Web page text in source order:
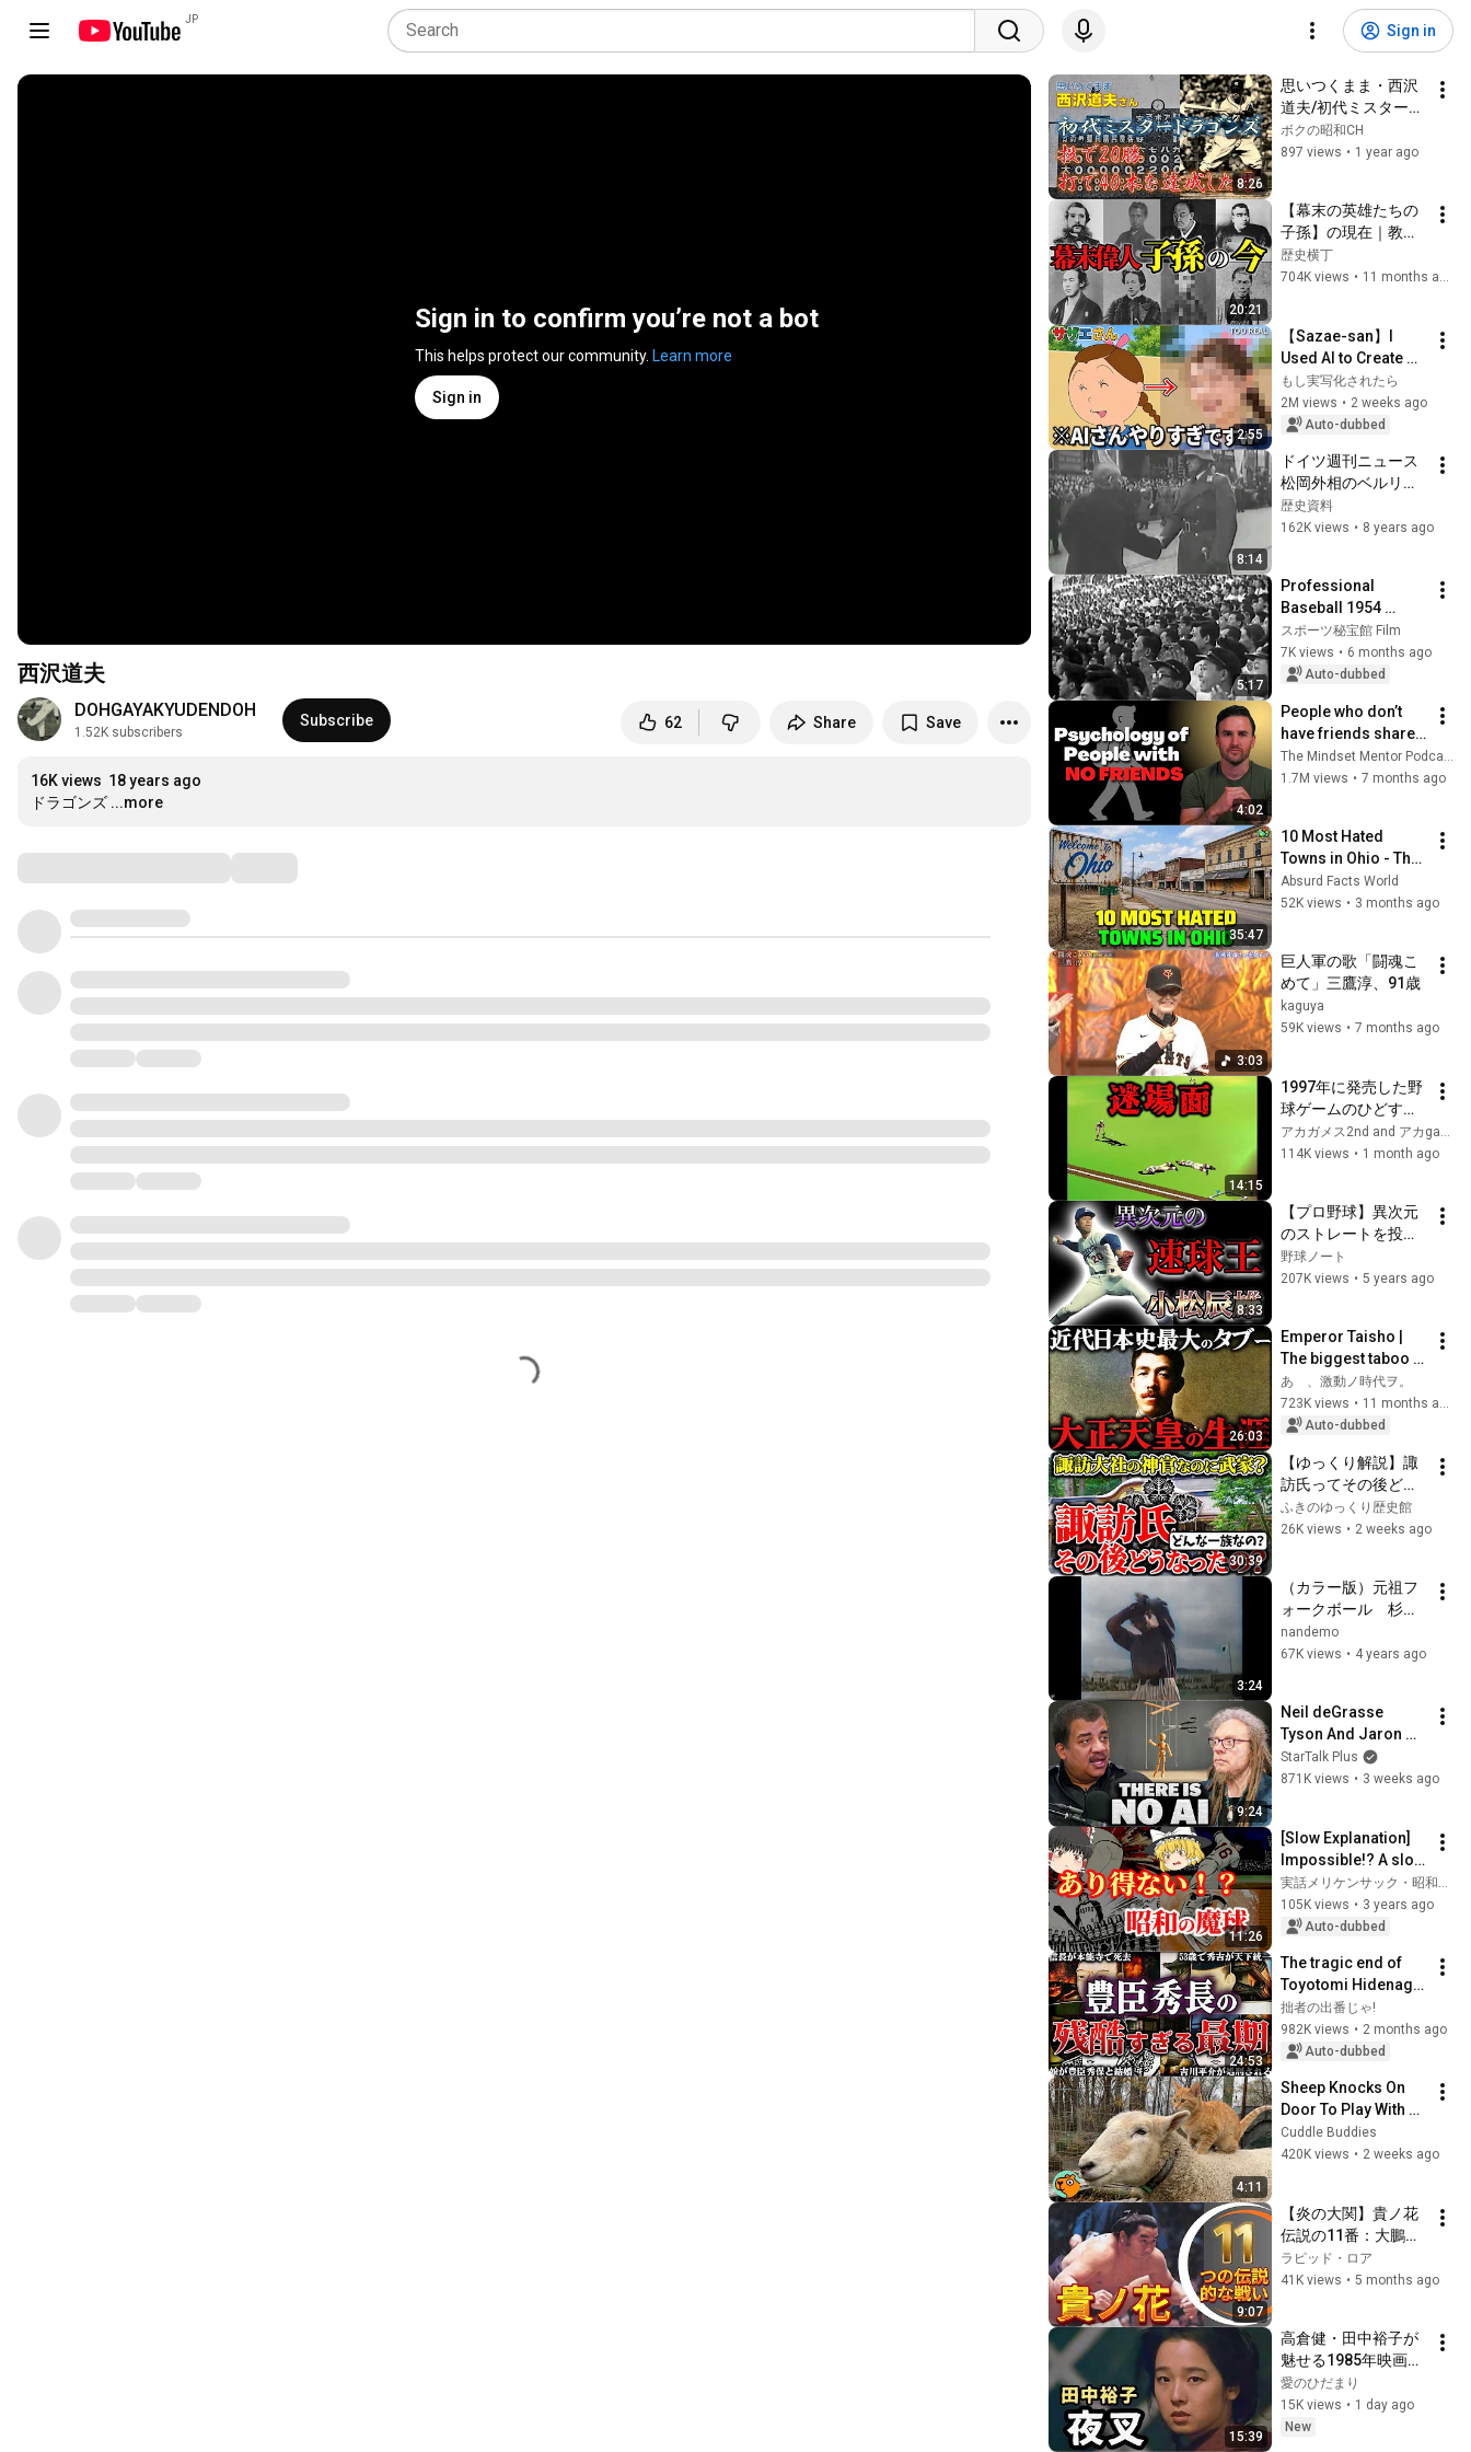
JP
Sign in
Sign in to confirm you’re not a bot
This helps protect our community. Learn more
Sign in
西沢道夫
DOHGAYAKYUDENDOH
1.52K subscribers
Subscribe 62 Share Save
16K views 18 years ago
ドラゴンズ ...more
8:26
思いつくまま・西沢
道夫/初代ミスタード
ラゴンズ「延長28回
を完投」「投で20
ボクの昭和CH
897 views • 1 year ago
20:21
【幕末の英雄たちの
子孫】の現在｜教科
書に載らない驚きの
末裔の物語
歴史横丁
704K views • 11 months ago
2:55
【Sazae-san】I
Used AI to Create
Live-Action
Versions and
Everyone's Freaking
...
もし実写化されたら
2M views • 2 weeks ago
Auto-dubbed
8:14
ドイツ週刊ニュース
松岡外相のベルリン
訪問【日独同盟】
日本語字幕
歴史資料
162K views • 8 years ago
5:17
Professional
Baseball 1954
Central League
leader Arazo Giants
vs Chunichi
Nishizawa HR...
スポーツ秘宝館 Film
7K views • 6 months ago
Auto-dubbed
4:02
People who don’t
have friends share
these five
personality traits
1.7M views • 7 months ago
35:47
10 Most Hated
Towns in Ohio - The
#1 Pick Will Shock
You
Absurd Facts World
52K views • 3 months ago
3:03
巨人軍の歌「闘魂こ
めて」三鷹淳、91歳
kaguya
59K views • 7 months ago
14:15
1997年に発売した野
球ゲームのひどすぎ
る迷場面を集めてみ
た【甲子園V】
アカガメス2nd and アカgames
114K views • 1 month ago
8:33
【プロ野球】異次元
のストレートを投げ
込んだ"元祖速球
王"の物語  Ⅱ  小松辰
野球ノート
207K views • 5 years ago
26:03
Emperor Taisho |
The biggest taboo in
modern Japanese
history. His
mysterious life and
あゝ、激動ノ時代ヲ。
723K views •
11 months ago
Auto-dubbed
30:39
【ゆっくり解説】諏
訪氏ってその後どう
なったの？諏訪大社
上社の大祝を務める
諏訪氏の歴史を超簡
単に解説
ふきのゆっくり歴史館
26K views • 2 weeks ago
3:24
（カラー版）元祖フ
ォークボール　杉下
茂（中日ドラゴン
ズ　他）
nandemo
67K views • 4 years ago
9:24
Neil deGrasse
Tyson And Jaron
Lanier on the AI
Illusion
StarTalk Plus
871K views • 3 weeks ago
11:26
[Slow Explanation]
Impossible!? A slow
explanation of the
magic balls that
appeared in Showa-
105K views • 3 years ago
Auto-dubbed
24:53
The tragic end of
Toyotomi Hidenaga!
His brutal death at
the age of 52 [The
Toyotomi Brothers!]
拙者の出番じゃ!
982K views • 2 months ago
Auto-dubbed
4:11
Sheep Knocks On
Door To Play With
Cat Friend | Cuddle
Buddies
Cuddle Buddies
420K views • 2 weeks ago
9:07
【炎の大関】貴ノ花
伝説の11番：大鵬・
輪島・北の湖・千代
の富士との死闘
ラピッド・ロア
41K views • 5 months ago
15:39
高倉健・田中裕子が
魅せる1985年映画
『夜叉』｜伝説の極
道が最後に選んだ人
生/愛のひだまり・映
愛のひだまり
15K views • 1 day ago
New